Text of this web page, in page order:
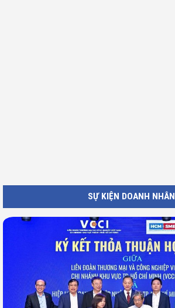
SỰ KIỆN DOANH NHÂN